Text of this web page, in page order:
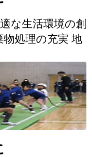
な生活環境の創
処理の充実 地